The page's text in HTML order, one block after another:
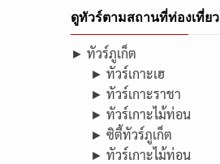
ดูทัวร์ตามสถานที่ท่องเที่ยว
► ทัวร์ภูเก็ต
► ทัวร์เกาะเฮ
► ทัวร์เกาะราชา
► ทัวร์เกาะไม้ท่อน
► ซิตี้ทัวร์ภูเก็ต
► ทัวร์เกาะไม้ท่อน